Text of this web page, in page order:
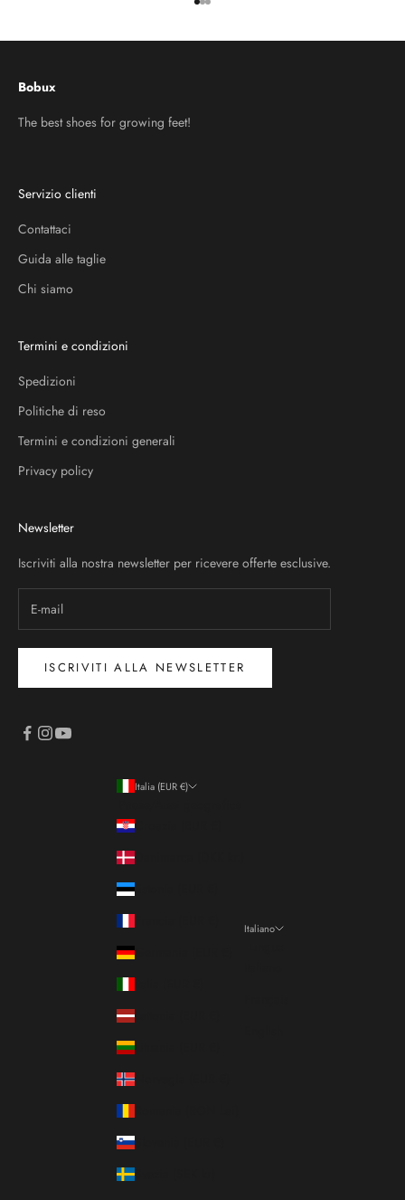
Vai all'articolo 1
Vai all'articolo 2
Vai all'articolo 3
Bobux
The best shoes for growing feet!
Servizio clienti
Contattaci
Guida alle taglie
Chi siamo
Termini e condizioni
Spedizioni
Politiche di reso
Termini e condizioni generali
Privacy policy
Newsletter
Iscriviti alla nostra newsletter per ricevere offerte esclusive.
ISCRIVITI ALLA NEWSLETTER
Italia (EUR €)
Croazia (EUR €)
Danimarca (DKK kr.)
Estonia (EUR €)
Francia (EUR €)
Germania (EUR €)
Italia (EUR €)
Lettonia (EUR €)
Lituania (EUR €)
Norvegia (EUR €)
Romania (RON Lei)
Slovenia (EUR €)
Svezia (SEK kr)
Italiano